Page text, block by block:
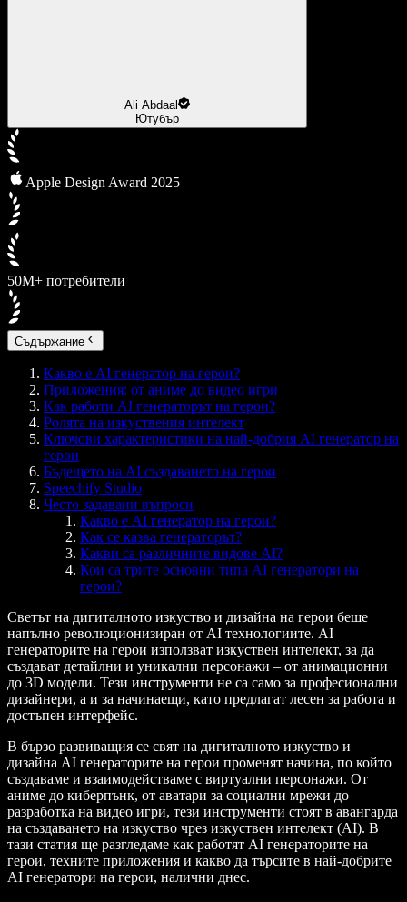
Ali Abdaal
Ютубър
Apple Design Award 2025
50M+ потребители
Съдържание
Какво е AI генератор на герои?
Приложения: от аниме до видео игри
Как работи AI генераторът на герои?
Ролята на изкуствения интелект
Ключови характеристики на най-добрия AI генератор на
герои
Бъдещето на AI създаването на герои
Speechify Studio
Често задавани въпроси
Какво е AI генератор на герои?
Как се казва генераторът?
Какви са различните видове AI?
Кои са трите основни типа AI генератори на
герои?
Светът на дигиталното изкуство и дизайна на герои беше
напълно революционизиран от AI технологиите. AI
генераторите на герои използват изкуствен интелект, за да
създават детайлни и уникални персонажи – от анимационни
до 3D модели. Тези инструменти не са само за професионални
дизайнери, а и за начинаещи, като предлагат лесен за работа и
достъпен интерфейс.
В бързо развиващия се свят на дигиталното изкуство и
дизайна AI генераторите на герои променят начина, по който
създаваме и взаимодействаме с виртуални персонажи. От
аниме до киберпънк, от аватари за социални мрежи до
разработка на видео игри, тези инструменти стоят в авангарда
на създаването на изкуство чрез изкуствен интелект (AI). В
тази статия ще разгледаме как работят AI генераторите на
герои, техните приложения и какво да търсите в най-добрите
AI генератори на герои, налични днес.